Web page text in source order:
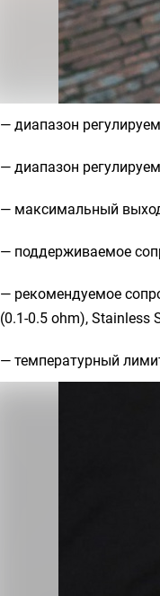
— диапазон
— диапазон
— максимальный
— поддерживаемое
— рекомендуемое
(0.1-0.5 ohm), Stainless
— температурный